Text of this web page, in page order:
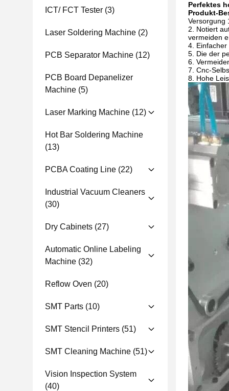
ICT/ FCT Tester (3)
Laser Soldering Machine (2)
PCB Separator Machine (12)
PCB Board Depanelizer
Machine (5)
Laser Marking Machine (12)
Hot Bar Soldering Machine
(13)
PCBA Coating Line (22)
Industrial Vacuum Cleaners
(30)
Dry Cabinets (27)
Automatic Online Labeling
Machine (32)
Reflow Oven (20)
SMT Parts (10)
SMT Stencil Printers (51)
SMT Cleaning Machine (51)
Vision Inspection System
(40)
Perfektes
Produkt-
Versorgung
2. Notiert
vermeiden
4.
5. Die der
6.
7. Cnc-
8. Hohe